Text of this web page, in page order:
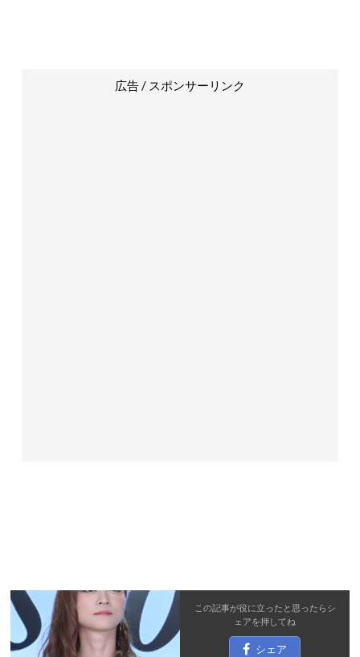
広告 / スポンサーリンク
この記事が役に立ったと思ったらシ
ェアを押してね
シェア